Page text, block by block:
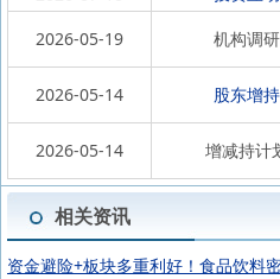
2026-05-19
机构调研
2026-05-14
股东增持
2026-05-14
增减持计
相关资讯
资金避险+板块多重利好！食品饮料